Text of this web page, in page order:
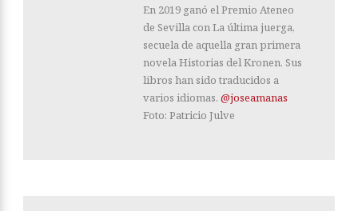
En 2019 ganó el Premio Ateneo
de Sevilla con La última juerga,
secuela de aquella gran primera
novela Historias del Kronen. Sus
libros han sido traducidos a
varios idiomas. @joseamanas
Foto: Patricio Julve